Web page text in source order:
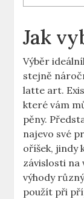
Jak
Výběr
stejně
latte ​art.
které vám
pěny.‍
najevo své
oříšek, jindy
závislosti na
výhody
použít při